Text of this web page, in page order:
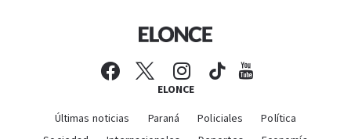
ELONCE
Últimas noticias Paraná Policiales
Política